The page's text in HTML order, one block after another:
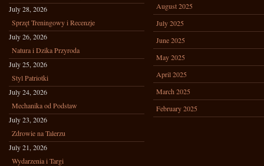
July 28, 2026
Sprzęt Treningowy i Recenzje
July 26, 2026
Natura i Dzika Przyroda
July 25, 2026
Styl Patriotki
July 24, 2026
Mechanika od Podstaw
July 23, 2026
Zdrowie na Talerzu
July 21, 2026
Wydarzenia i Targi
August 2025
July 2025
June 2025
May 2025
April 2025
March 2025
February 2025